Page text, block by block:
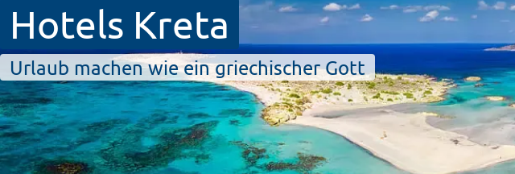
Hotels Kreta
Urlaub machen wie ein griechischer Gott